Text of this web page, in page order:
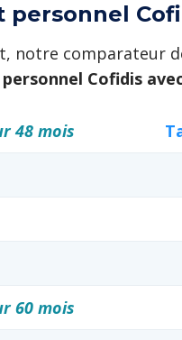
personnel
notre comparateur
Cofidis
48 mois
60 mois